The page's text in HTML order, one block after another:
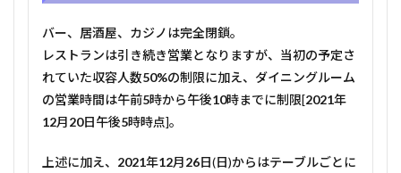
バー、居酒屋、カジノは完全閉鎖。
レストランは引き続き営業となりますが、当初の予定さ
れていた収容人数50%の制限に加え、ダイニングルーム
の営業時間は午前5時から午後10時までに制限[2021年
12月20日午後5時時点]。
上述に加え、 2021年12月26日(日)からはテーブルごとに